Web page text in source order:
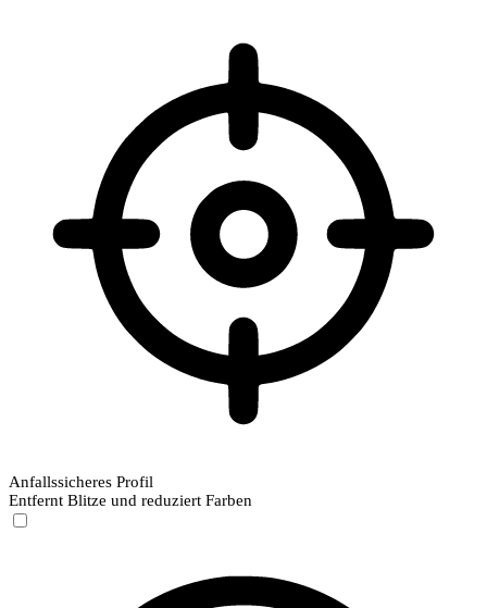
Anfallssicheres Profil
Entfernt Blitze und reduziert Farben